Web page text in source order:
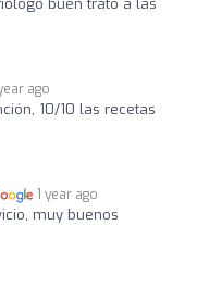
ago
10/10 las recetas
1 year ago
muy buenos